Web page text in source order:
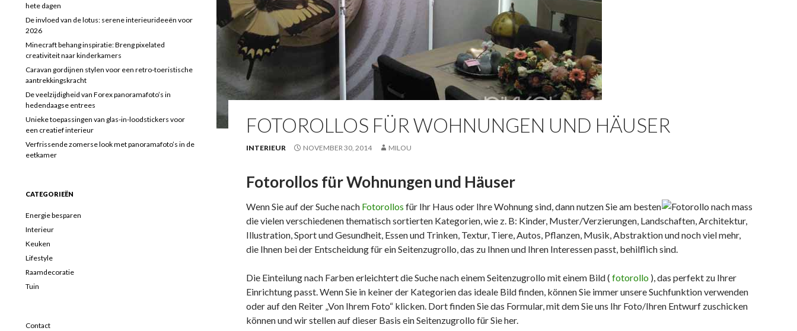
FOTOROLLOS FÜR WOHNUNGEN UND HÄUSER
INTERIEUR NOVEMBER 30, 2014 MILOU
Fotorollos für Wohnungen und Häuser
Wenn Sie auf der Suche nach Fotorollos für Ihr Haus oder Ihre Wohnung sind, dann nutzen Sie am besten
die vielen verschiedenen thematisch sortierten Kategorien, wie z. B: Kinder, Muster/Verzierungen, Landschaften, Architektur,
Illustration, Sport und Gesundheit, Essen und Trinken, Textur, Tiere, Autos, Pflanzen, Musik, Abstraktion und noch viel mehr,
die Ihnen bei der Entscheidung für ein Seitenzugrollo, das zu Ihnen und Ihren Interessen passt, behilflich sind.
Die Einteilung nach Farben erleichtert die Suche nach einem Seitenzugrollo mit einem Bild ( fotorollo ), das perfekt zu Ihrer
Einrichtung passt. Wenn Sie in keiner der Kategorien das ideale Bild finden, können Sie immer unsere Suchfunktion verwenden
oder auf den Reiter „Von Ihrem Foto“ klicken. Dort finden Sie das Formular, mit dem Sie uns Ihr Foto/Ihren Entwurf zuschicken
können und wir stellen auf dieser Basis ein Seitenzugrollo für Sie her.
hete dagen
De invloed van de lotus: serene interieurideeën voor
2026
Minecraft behang inspiratie: Breng pixelated
creativiteit naar kinderkamers
Caravan gordijnen stylen voor een retro-toeristische
aantrekkingskracht
De veelzijdigheid van Forex panoramafoto’s in
hedendaagse entrees
Unieke toepassingen van glas-in-loodstickers voor
een creatief interieur
Verfrissende zomerse look met panoramafoto’s in de
eetkamer
CATEGORIEËN
Energie besparen
Interieur
Keuken
Lifestyle
Raamdecoratie
Tuin
Contact